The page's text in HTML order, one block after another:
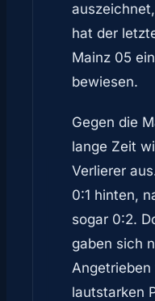
hat der
Mainz 05
bewiesen.
Gegen die
lange Zeit
Verlierer
0:1 hinten,
sogar 0:2.
gaben sich
Angetrieben
lautstarken